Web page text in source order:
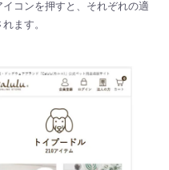
コンを押すと、それぞれの適
ます。